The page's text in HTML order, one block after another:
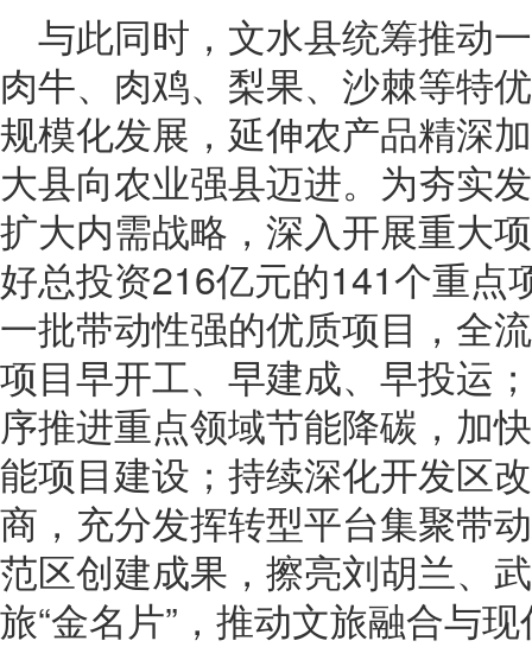
与此同时，文水县统筹推动
肉牛、肉鸡、梨果、沙棘等特
规模化发展，延伸农产品精深
大县向农业强县迈进。为夯实
扩大内需战略，深入开展重大
好总投资216亿元的141个重点
一批带动性强的优质项目，全
项目早开工、早建成、早投运
序推进重点领域节能降碳，加
能项目建设；持续深化开发区
商，充分发挥转型平台集聚带
范区创建成果，擦亮刘胡兰、
旅“金名片”，推动文旅融合与